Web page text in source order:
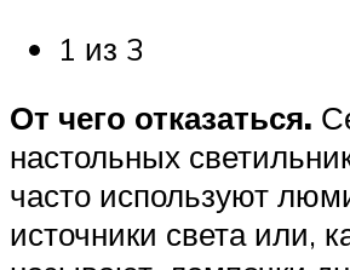
1 из 3
От чего отказаться.
настольных
часто используют
источники света или,